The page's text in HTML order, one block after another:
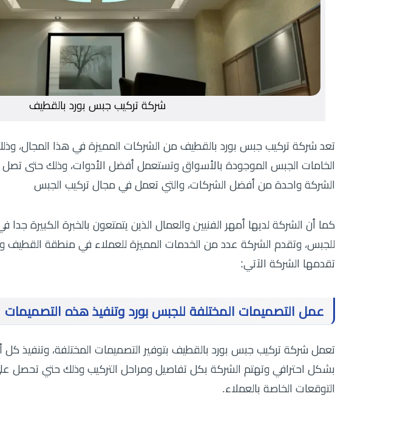
شركة تركيب جبس بورد بالقطيف
تعد شركة تركيب جبس بورد بالقطيف من الشركات المميزة في هذا المجال،
الخامات الجبس الموجودة بالأسواق وتستعمل أفضل الأدوات، وذلك حتى تصل
الشركة واحدة من أفضل الشركات، والتي تعمل في مجال تركيب الجبس
كما أن الشركة لديها أمهر الفنيين والعمال الذين يتمتعون بالخبرة الكبيرة جدا
للجبس، وتقدم الشركة عدد من الخدمات المميزة للعملاء في منطقة القطيف
تقدمها الشركة الآتي:
عمل التصميمات المختلفة للجبس بورد وتنفيذ هذه التصميمات
تعمل شركة تركيب جبس بورد بالقطيف بتوفير التصميمات المختلفة، وتنفيذ كل
بشكل احترافي وتهتم الشركة بكل تفاصيل ومراحل التركيب وذلك حتي تحصل
التوقعات الخاصة بالعملاء.